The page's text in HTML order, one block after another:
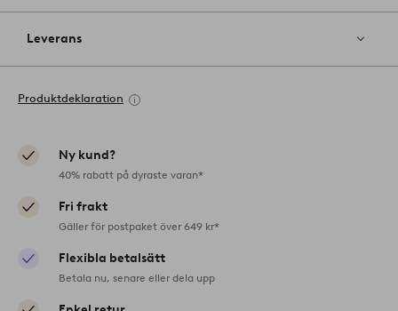
Leverans
Produktdeklaration
Ny kund?
40% rabatt på dyraste varan*
Fri frakt
Gäller för postpaket över 649 kr*
Flexibla betalsätt
Betala nu, senare eller dela upp